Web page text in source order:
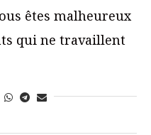
êtes malheureux
qui ne travaillent